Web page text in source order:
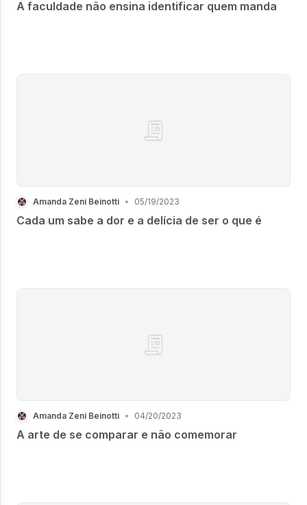
A faculdade não ensina identificar quem manda
Amanda Zeni Beinotti • 05/19/2023
Cada um sabe a dor e a delícia de ser o que é
Amanda Zeni Beinotti • 04/20/2023
A arte de se comparar e não comemorar